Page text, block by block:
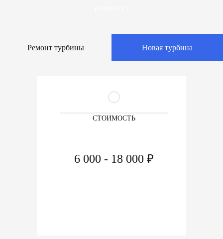
Ремонт турбины Новая турбина
СТОИМОСТЬ
6 000 - 18 000 ₽